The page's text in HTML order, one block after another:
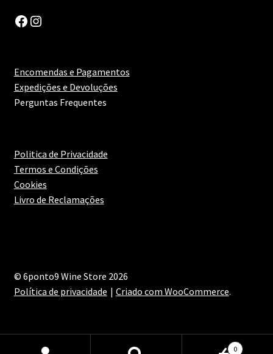
Facebook
Instagram
Encomendas e Pagamentos
Expedições e Devoluções
Perguntas Frequentes
Politica de Privacidade
Termos e Condições
Cookies
Livro de Reclamações
© 6ponto9 Wine Store 2026
Política de privacidade
Criado com WooCommerce.
0